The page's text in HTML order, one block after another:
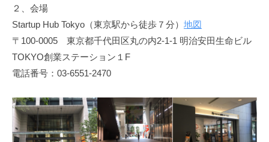
み
２
days
東
京
開
２、会場
Startup Hub Tokyo（東京駅から徒歩７分） 地図
〒100-0005 東京都千代田区丸の内2-1-1 明治安田生命ビル
TOKYO創業ステーション１F
電話番号：03-6551-2470